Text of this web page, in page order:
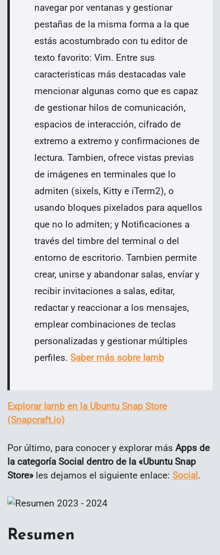
navegar por ventanas y gestionar
pestañas de la misma forma a la que
estás acostumbrado con tu editor de
texto favorito: Vim. Entre sus
caracteristicas más destacadas vale
mencionar algunas como que es capaz
de gestionar hilos de comunicación,
espacios de interacción, cifrado de
extremo a extremo y confirmaciones de
lectura. Tambien, ofrece vistas previas
de imágenes en terminales que lo
admiten (sixels, Kitty e iTerm2), o
usando bloques pixelados para aquellos
que no lo admiten; y Notificaciones a
través del timbre del terminal o del
entorno de escritorio. Tambien permite
crear, unirse y abandonar salas, envíar y
recibir invitaciones a salas, editar,
redactar y reaccionar a los mensajes,
emplear combinaciones de teclas
personalizadas y gestionar múltiples
perfiles. Saber más sobre Iamb
Explorar Iamb en la Ubuntu Snap Store
(Snapcraft.io)
Por último, para conocer y explorar más Apps de
la categoría Social dentro de la «Ubuntu Snap
Store» les dejamos el siguiente enlace: Social.
Resumen